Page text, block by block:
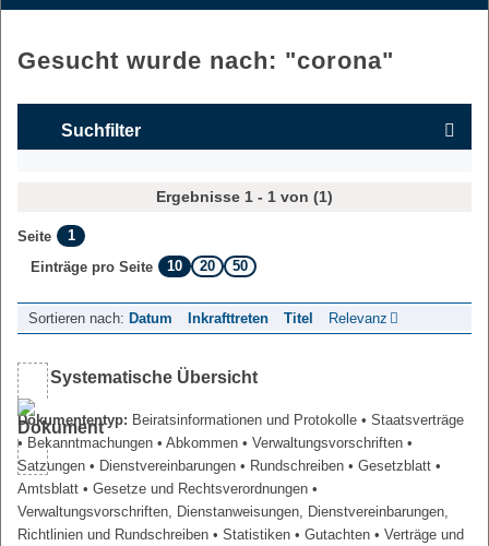
Gesucht wurde nach: "corona"
Suchfilter
Ergebnisse 1 - 1 von (1)
Seite
1
Einträge pro Seite
10 20 50
Sortieren nach: Datum Inkrafttreten Titel Relevanz
Systematische Übersicht
Dokumententyp: Beiratsinformationen und Protokolle • Staatsverträge
• Bekanntmachungen • Abkommen • Verwaltungsvorschriften •
Satzungen • Dienstvereinbarungen • Rundschreiben • Gesetzblatt •
Amtsblatt • Gesetze und Rechtsverordnungen •
Verwaltungsvorschriften, Dienstanweisungen, Dienstvereinbarungen,
Richtlinien und Rundschreiben • Statistiken • Gutachten • Verträge und